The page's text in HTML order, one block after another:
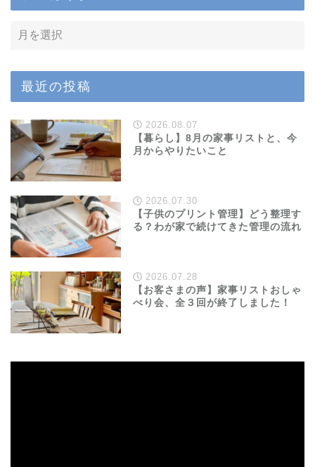
最近の投稿
2026.08.07
【暮らし】8月の家事リストと、今
月からやりたいこと
2026.07.30
【子供のプリント管理】どう整理す
る？わが家で続けてきた管理の流れ
2026.07.28
【お客さまの声】家事リストおしゃ
べり会、全３回が終了しました！